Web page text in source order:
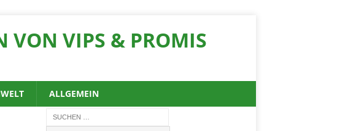
VON VIPS & PROMIS
ALLGEMEIN